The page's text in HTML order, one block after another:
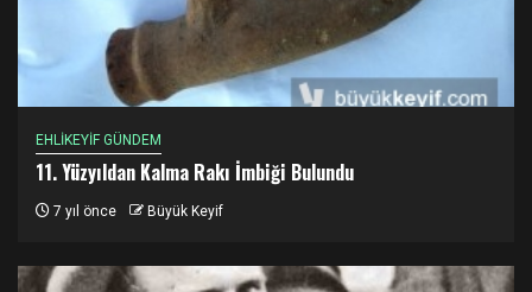
EHLİKEYİF GÜNDEM
11. Yüzyıldan Kalma Rakı İmbiği Bulundu
7 yıl önce Büyük Keyif